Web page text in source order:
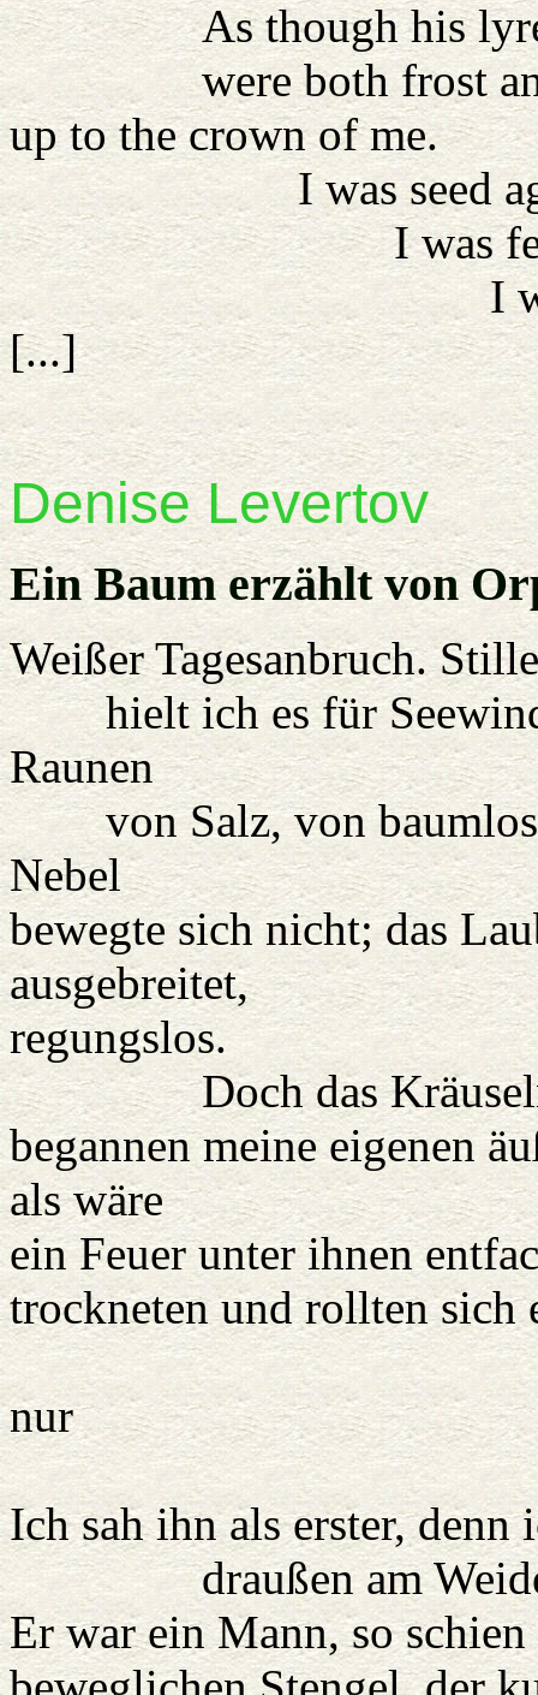
As though his lyre
were both frost and
up to the crown of me.
I was seed
I was fern in
I was
[...]
DeniseLevertov
Ein Baum erzählt von
Weißer Tagesanbruch.
hielt ich es für Seewind,
Raunen
von Salz, von
Nebel
bewegte sich nicht; das
ausgebreitet,
regungslos.
Doch das Kräuseln
begannen meine eigenen
als wäre
ein Feuer unter ihnen
trockneten und rollten sich
Doch ich
nur
wachsam
Ich sah ihn als erster, denn
draußen am
Er war ein Mann, so